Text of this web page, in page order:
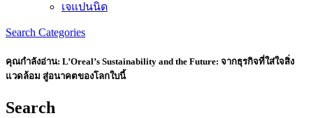
เจแปนนิด
Search Categories
คุณกำลังอ่าน: L’Oreal’s Sustainability and the Future: จากธุรกิจที่ใส่ใจสิ่ง
แวดล้อม สู่อนาคตของโลกใบนี้
Search